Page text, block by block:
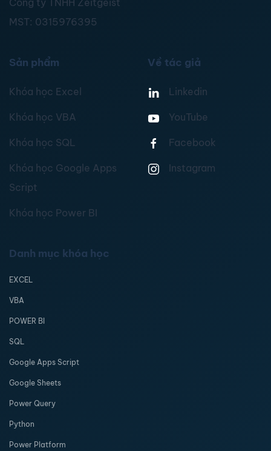
Công ty TNHH Zeitgeist
MST: 0315976395
Sản phẩm
Khóa học Excel
Khóa học VBA
Khóa học SQL
Khóa học Google Apps
Script
Khóa học Power BI
Về tác giả
Linkedin
YouTube
Facebook
Instagram
Danh mục khóa học
EXCEL
VBA
POWER BI
SQL
Google Apps Script
Google Sheets
Power Query
Python
Power Platform